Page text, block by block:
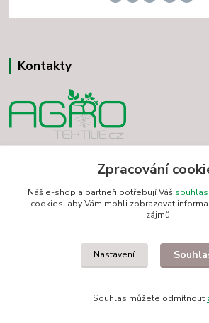
Kontakty
+420 731 501 234
minarvbv@seznam.cz
Zpracování
Náš e-shop a partneři potřebují Váš souhlas
cookies, aby Vám mohli zobrazovat
zájmů.
Nastavení
Souhlas můžete odmítnout